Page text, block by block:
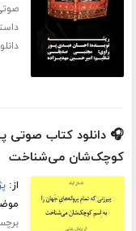
🎧 دانلود کتاب صوتی
کوچک‌شان می‌شناخت
از: